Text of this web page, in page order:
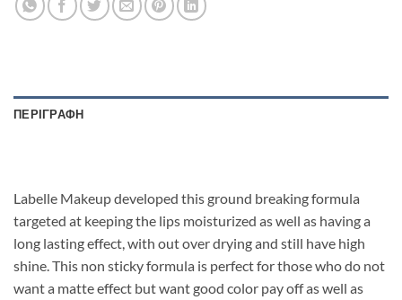
ΠΕΡΙΓΡΑΦΉ
Labelle Makeup developed this ground breaking formula
targeted at keeping the lips moisturized as well as having a
long lasting effect, with out over drying and still have high
shine. This non sticky formula is perfect for those who do not
want a matte effect but want good color pay off as well as